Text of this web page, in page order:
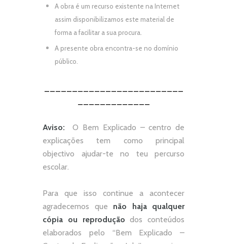
A obra é um recurso existente na Internet
assim disponibilizamos este material de
forma a facilitar a sua procura.
A presente obra encontra-se no domínio
público.
Aviso:
O Bem Explicado – centro de
explicações tem como principal
objectivo ajudar-te no teu percurso
escolar.
Para que isso continue a acontecer
agradecemos que não
haja qualquer
cópia ou reprodução dos conteúdos
elaborados pelo “Bem Explicado –